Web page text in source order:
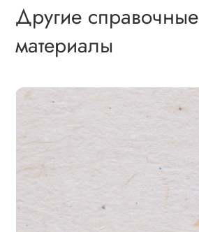
Другие справочные
материалы